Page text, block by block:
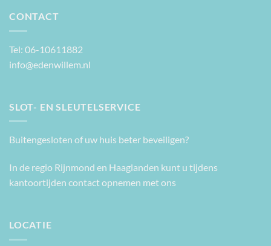
CONTACT
Tel: 06-10611882
info@edenwillem.nl
SLOT- EN SLEUTELSERVICE
Buitengesloten of uw huis beter beveiligen?
In de regio Rijnmond en Haaglanden kunt u tijdens
kantoortijden contact opnemen met ons
LOCATIE